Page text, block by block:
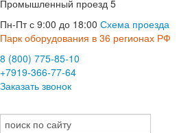
Промышленный проезд 5
Пн-Пт с 9:00 до 18:00 Схема проезда
Парк оборудования в 36 регионах РФ
8 (800) 775-85-10
+7919-366-77-64
Заказать звонок